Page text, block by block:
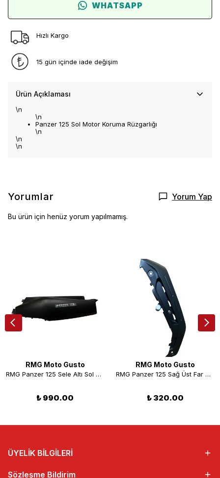
WHATSAPP
Hızlı Kargo
15 gün içinde iade değişim
Ürün Açıklaması
\n
\n
Panzer 125 Sol Motor Koruma Rüzgarlığı
\n
\n
\n
Yorumlar Yorum Yap
Bu ürün için henüz yorum yapılmamış.
RMG Moto Gusto
RMG Panzer 125 Sele Altı Sol Siyah
₺ 990.00
RMG Moto Gusto
RMG Panzer 125 Sağ Üst Far Muhafaza Siyah
₺ 320.00
ÜYELİK BİLGİLERİ
Sözleşme Bildirim